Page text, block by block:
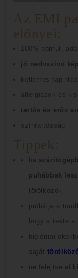
Az EMI
előnyei:
100% pamut,
jó nedvszívó
kellemes tapintás
allergiások és
tartós és erős
színtartósság
Tippek:
ha
puhábbak
törölközők
próbálja a
hogy a teste a
higiéniai
saját
ne felejtse el